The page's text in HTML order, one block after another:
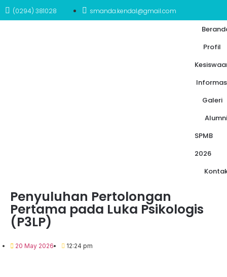
(0294) 381028 smanda.kendal@gmail.com
Profil
Galeri
Alumni
SPMB
2026
Penyuluhan Pertolongan
Pertama pada Luka Psikologis
(P3LP)
20 May 2026 12:24 pm